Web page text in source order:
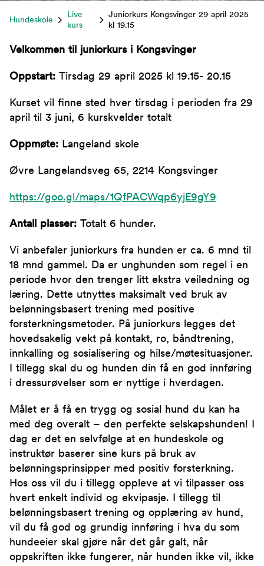
Hundeskole
Live
kurs
Juniorkurs Kongsvinger 29 april 2025
kl 19.15
Velkommen til juniorkurs i Kongsvinger
Oppstart: Tirsdag 29 april 2025 kl 19.15- 20.15
Kurset vil finne sted hver tirsdag i perioden fra 29
april til 3 juni, 6 kurskvelder totalt
Oppmøte: Langeland skole
Øvre Langelandsveg 65, 2214 Kongsvinger
https://goo.gl/maps/1QfPACWqp6yjE9gY9
Antall plasser: Totalt 6 hunder.
Vi anbefaler juniorkurs fra hunden er ca. 6 mnd til
18 mnd gammel. Da er unghunden som regel i en
periode hvor den trenger litt ekstra veiledning og
læring. Dette utnyttes maksimalt ved bruk av
belønningsbasert trening med positive
forsterkningsmetoder. På juniorkurs legges det
hovedsakelig vekt på kontakt, ro, båndtrening,
innkalling og sosialisering og hilse/møtesituasjoner.
I tillegg skal du og hunden din få en god innføring
i dressurøvelser som er nyttige i hverdagen.
Målet er å få en trygg og sosial hund du kan ha
med deg overalt – den perfekte selskapshunden! I
dag er det en selvfølge at en hundeskole og
instruktør baserer sine kurs på bruk av
belønningsprinsipper med positiv forsterkning.
Hos oss vil du i tillegg oppleve at vi tilpasser oss
hvert enkelt individ og ekvipasje. I tillegg til
belønningsbasert trening og opplæring av hund,
vil du få god og grundig innføring i hva du som
hundeeier skal gjøre når det går galt, når
oppskriften ikke fungerer, når hunden ikke vil, ikke